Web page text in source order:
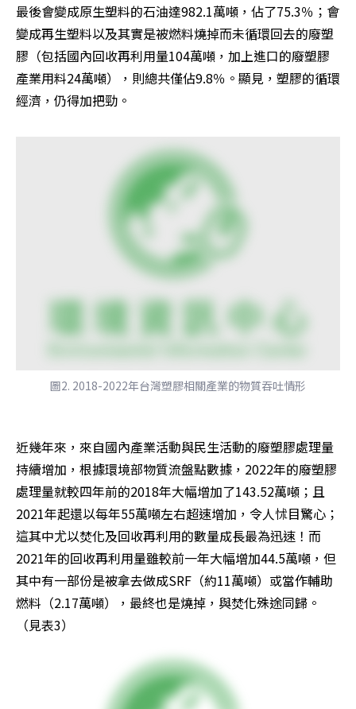
最後會變成原生塑料的石油達982.1萬噸，佔了75.3％；會
變成再生塑料以及其實是被燃料燒掉而未循環回去的廢塑
膠（包括國內回收再利用量104萬噸，加上進口的廢塑膠
產業用料24萬噸），則總共僅佔9.8％。顯見，塑膠的循環
經濟，仍得加把勁。
圖2. 2018-2022年台灣塑膠相關產業的物質吞吐情形
近幾年來，來自國內產業活動與民生活動的廢塑膠處理量
持續增加，根據環境部物質流盤點數據，2022年的廢塑膠
處理量就較四年前的2018年大幅增加了143.52萬噸；且
2021年起還以每年55萬噸左右超速增加，令人怵目驚心；
這其中尤以焚化及回收再利用的數量成長最為迅速！而
2021年的回收再利用量雖較前一年大幅增加44.5萬噸，但
其中有一部份是被拿去做成SRF（約11萬噸）或當作輔助
燃料（2.17萬噸），最終也是燒掉，與焚化殊途同歸。
（見表3）